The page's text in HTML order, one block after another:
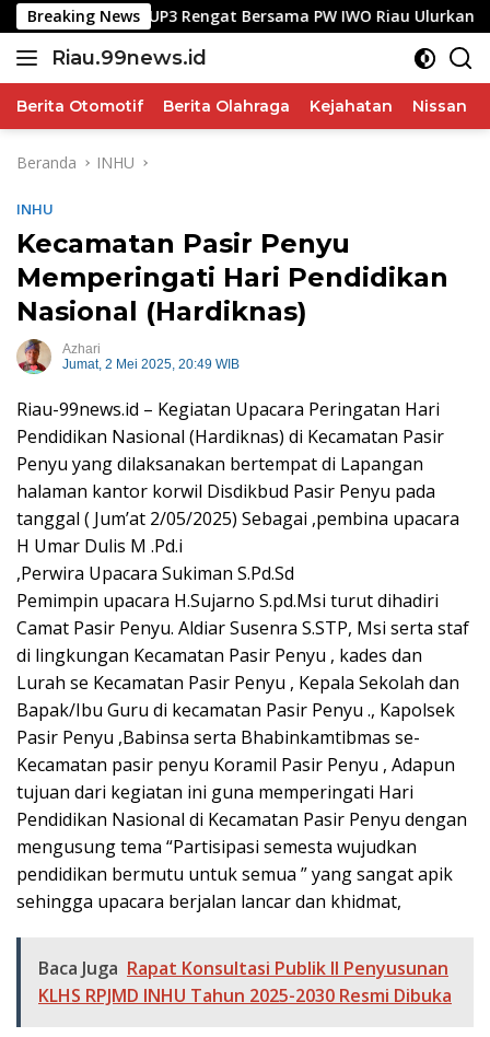
Langsung
ke
konten
Breaking News
PLN UP3 Rengat Bersama PW IWO Riau Ulurkan Tangan
Riau.99news.id
Terbaik
Berita Otomotif Berita Olahraga Kejahatan Nissan
Beranda INHU
INHU
Kecamatan Pasir Penyu
Memperingati Hari Pendidikan
Nasional (Hardiknas)
Azhari
Jumat, 2 Mei 2025, 20:49 WIB
Riau-99news.id – Kegiatan Upacara Peringatan Hari
Pendidikan Nasional (Hardiknas) di Kecamatan Pasir
Penyu yang dilaksanakan bertempat di Lapangan
halaman kantor korwil Disdikbud Pasir Penyu pada
tanggal ( Jum’at 2/05/2025) Sebagai ,pembina upacara
H Umar Dulis M .Pd.i
,Perwira Upacara Sukiman S.Pd.Sd
Pemimpin upacara H.Sujarno S.pd.Msi turut dihadiri
Camat Pasir Penyu. Aldiar Susenra S.STP, Msi serta staf
di lingkungan Kecamatan Pasir Penyu , kades dan
Lurah se Kecamatan Pasir Penyu , Kepala Sekolah dan
Bapak/Ibu Guru di kecamatan Pasir Penyu ., Kapolsek
Pasir Penyu ,Babinsa serta Bhabinkamtibmas se-
Kecamatan pasir penyu Koramil Pasir Penyu , Adapun
tujuan dari kegiatan ini guna memperingati Hari
Pendidikan Nasional di Kecamatan Pasir Penyu dengan
mengusung tema “Partisipasi semesta wujudkan
pendidikan bermutu untuk semua ” yang sangat apik
sehingga upacara berjalan lancar dan khidmat,
Baca Juga Rapat Konsultasi Publik II Penyusunan
KLHS RPJMD INHU Tahun 2025-2030 Resmi Dibuka